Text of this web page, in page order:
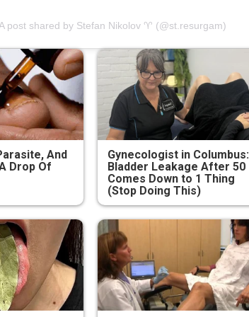
A post shared by Stefan Nikolov ♈ (@st.resurgam)
And
Drop Of
Gynecologist in Columbus:
Bladder Leakage After 50
Comes Down to 1 Thing
(Stop Doing This)